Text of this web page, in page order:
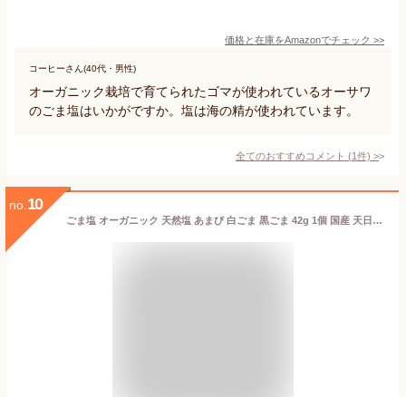
価格と在庫をAmazonでチェック >>
コーヒーさん(40代・男性)
オーガニック栽培で育てられたゴマが使われているオーサワ
のごま塩はいかがですか。塩は海の精が使われています。
全てのおすすめコメント (1件) >
no. 10
ごま塩 オーガニック 天然塩 あまび 白ごま 黒ごま 42g 1個 国産 天日塩 天日海塩 生活習慣と戦う店ササヤ 送料無料 yys